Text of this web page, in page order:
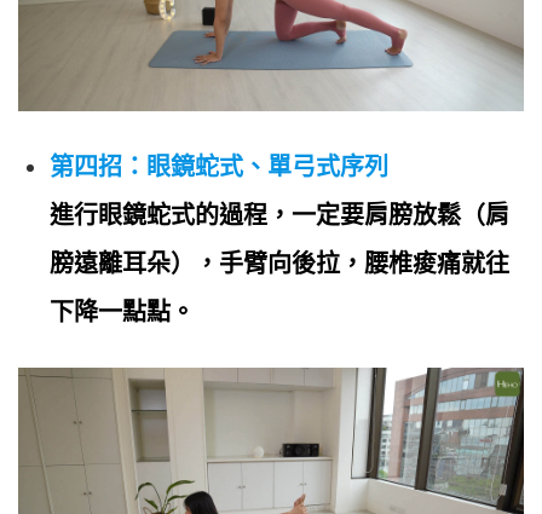
第四招：眼鏡蛇式、單弓式序列
進行眼鏡蛇式的過程，一定要肩膀放鬆（肩
膀遠離耳朵），手臂向後拉，腰椎痠痛就往
下降一點點。